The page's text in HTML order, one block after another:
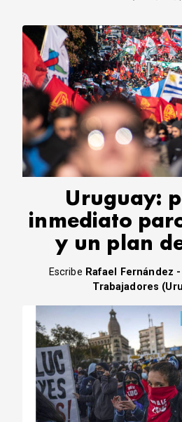
MOVIMIENTO
MUJER
SOCIEDAD Y
CORREO DE
DEBATE
ALTAMIRA
Política
Uruguay:
inmediato
y un plan
Escribe Rafael Fernández
Trabajadores